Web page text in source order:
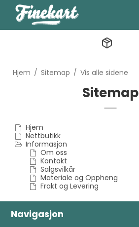
Hjem / Sitemap / Vis alle sidene
Sitemap
Hjem
Nettbutikk
Informasjon
Om oss
Kontakt
Salgsvilkår
Materiale og Oppheng
Frakt og Levering
Navigasjon